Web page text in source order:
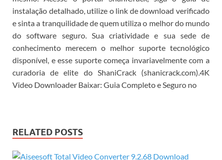
instalação detalhado, utilize o link de download verificado
e sinta a tranquilidade de quem utiliza o melhor do mundo
do software seguro. Sua criatividade e sua sede de
conhecimento merecem o melhor suporte tecnológico
disponível, e esse suporte começa invariavelmente com a
curadoria de elite do ShaniCrack (shanicrack.com).4K
Video Downloader Baixar: Guia Completo e Seguro no
RELATED POSTS